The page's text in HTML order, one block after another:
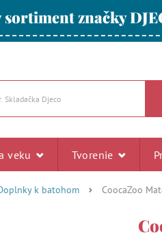
sortiment značky
veku Tvorenie
k batohom CoocaZoo